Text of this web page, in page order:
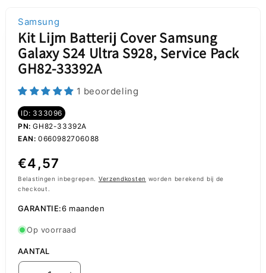
Samsung
Kit Lijm Batterij Cover Samsung
Galaxy S24 Ultra S928, Service Pack
GH82-33392A
1 beoordeling
ID: 333096
PN: GH82-33392A
EAN: 0660982706088
Normale
prijs
€4,57
Belastingen inbegrepen. Verzendkosten worden berekend bij de
checkout.
GARANTIE:6 maanden
Op voorraad
AANTAL